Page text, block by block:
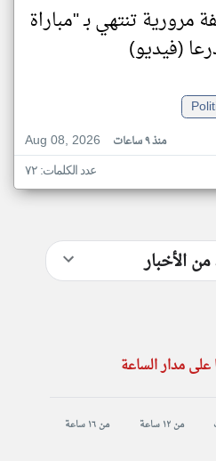
مرورية تنتهي بـ "مباراة
(فيديو)
Aug 08, 2026
منذ ٩ ساعات
عدد الكلمات: ٧٢
من الأخبار
على مدار الساعة
من ١٢ ساعة من ١٦ ساعة